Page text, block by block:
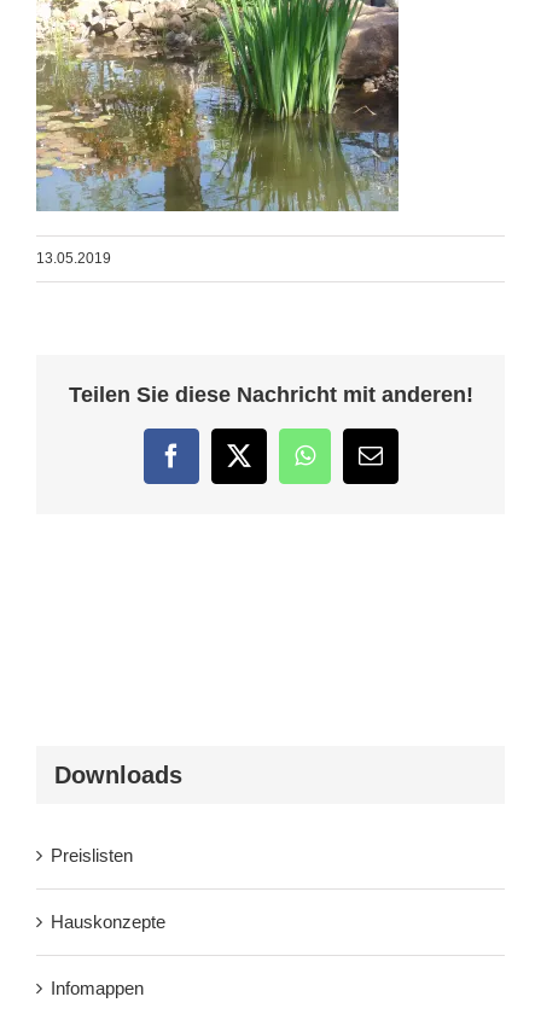
13.05.2019
Teilen Sie diese Nachricht mit anderen!
FacebookTwitterWhatsApp
E-
Mail
Downloads
Preislisten
Hauskonzepte
Infomappen